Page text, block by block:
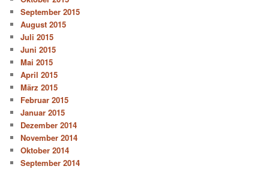
September 2015
August 2015
Juli 2015
Juni 2015
Mai 2015
April 2015
März 2015
Februar 2015
Januar 2015
Dezember 2014
November 2014
Oktober 2014
September 2014